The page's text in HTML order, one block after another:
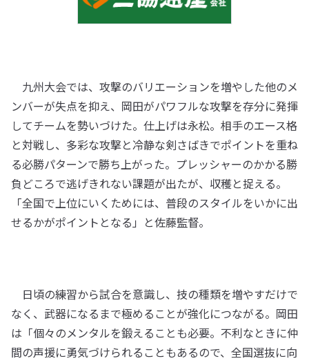
九州大会では、攻撃のバリエーションを増やした他のメ
ンバーが失点を抑え、岡田がパワフルな攻撃を存分に発揮
してチームを勢いづけた。仕上げは永松。相手のエース格
と対戦し、多彩な攻撃と冷静な剣さばきでポイントを重ね
る必勝パターンで勝ち上がった。プレッシャーのかかる勝
負どころで逃げきれない課題が出たが、収穫と捉える。
「全国で上位にいくためには、普段のスタイルをいかに出
せるかがポイントとなる」と佐藤監督。
日頃の練習から試合を意識し、技の種類を増やすだけで
なく、武器になるまで極めることが強化につながる。岡田
は「個々のメンタルを鍛えることも必要。不利なときに仲
間の声援に勇気づけられることもあるので、全国選抜に向